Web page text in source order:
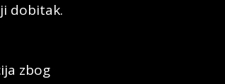
dobitak.
zbog